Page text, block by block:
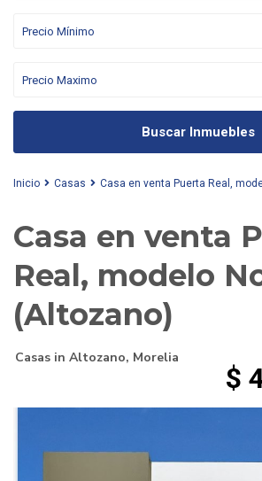
Buscar Inmuebles
Inicio Casas Casa en venta Puerta Real,
Casa en venta
Real, modelo
(Altozano)
Casas in Altozano, Morelia
$